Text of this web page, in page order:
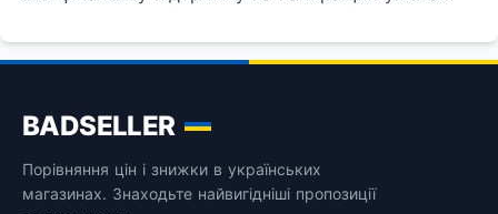
BADSELLER
Порівняння цін і знижки в українських
магазинах. Знаходьте найвигідніші пропозиції